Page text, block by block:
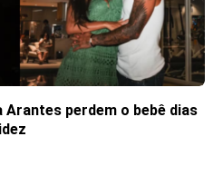
Arantes perdem o bebê dias